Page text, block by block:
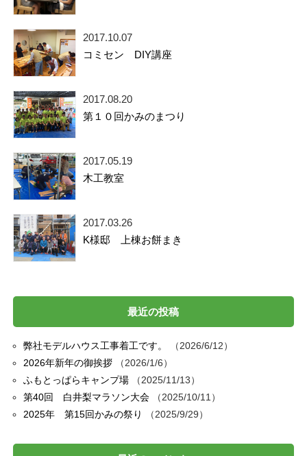
2017.10.07
コミセン DIY講座
2017.08.20
第１０回かみのまつり
2017.05.19
木工教室
2017.03.26
K様邸 上棟お餅まき
最近の投稿
弊社モデルハウス工事着工です。
2026/6/12
2026年新年の御挨拶
2026/1/6
ふもとっぱらキャンプ場
2025/11/13
第40回 白井梨マラソン大会
2025/10/11
2025年 第15回かみの祭り
2025/9/29